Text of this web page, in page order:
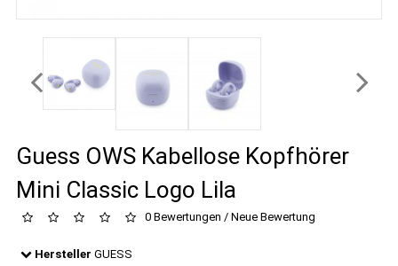
Guess OWS Kabellose Kopfhörer
Mini Classic Logo Lila
0 Bewertungen / Neue Bewertung
Hersteller GUESS